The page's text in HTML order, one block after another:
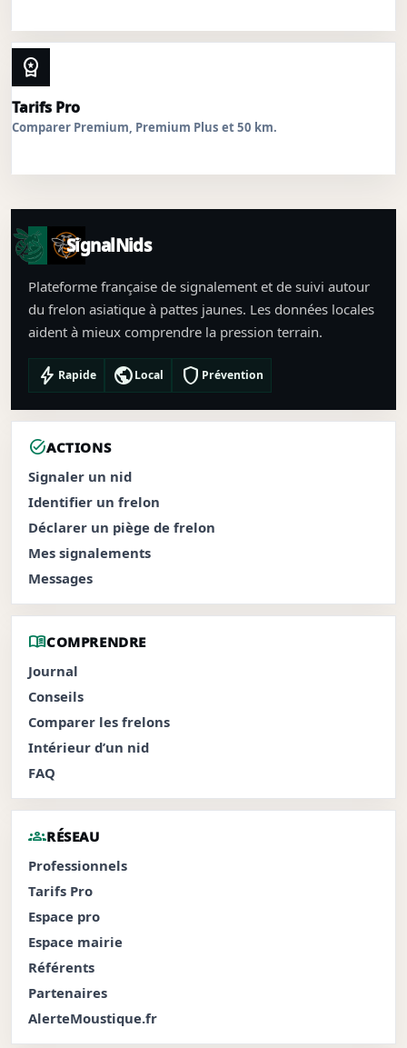
workspace_premium
Tarifs Pro
Comparer Premium, Premium Plus et 50 km.
SignalNids
Plateforme française de signalement et de suivi autour
du frelon asiatique à pattes jaunes. Les données locales
aident à mieux comprendre la pression terrain.
bolt Rapide publicLocal shield Prévention
task_altACTIONS
Signaler un nid
Identifier un frelon
Déclarer un piège de frelon
Mes signalements
Messages
menu_bookCOMPRENDRE
Journal
Conseils
Comparer les frelons
Intérieur d’un nid
FAQ
groupsRÉSEAU
Professionnels
Tarifs Pro
Espace pro
Espace mairie
Référents
Partenaires
AlerteMoustique.fr